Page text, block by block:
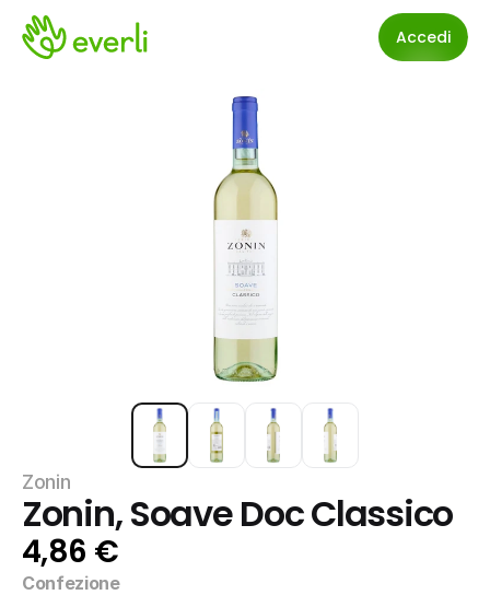
Accedi
Zonin
Zonin, Soave Doc Classico
4,86 €
Confezione